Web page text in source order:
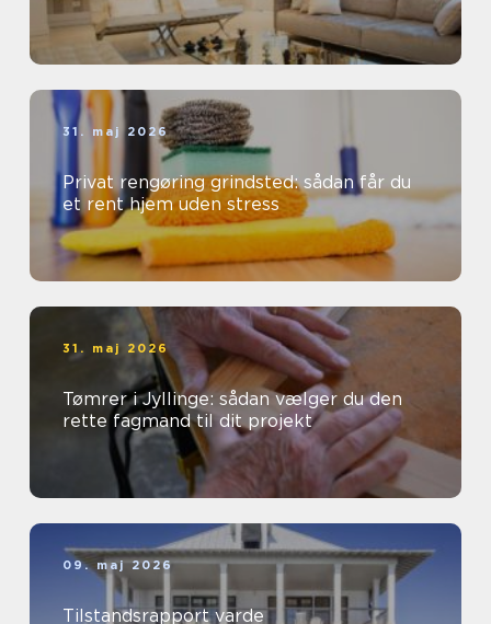
31. maj 2026
Privat rengøring grindsted: sådan får du
et rent hjem uden stress
31. maj 2026
Tømrer i Jyllinge: sådan vælger du den
rette fagmand til dit projekt
09. maj 2026
Tilstandsrapport varde